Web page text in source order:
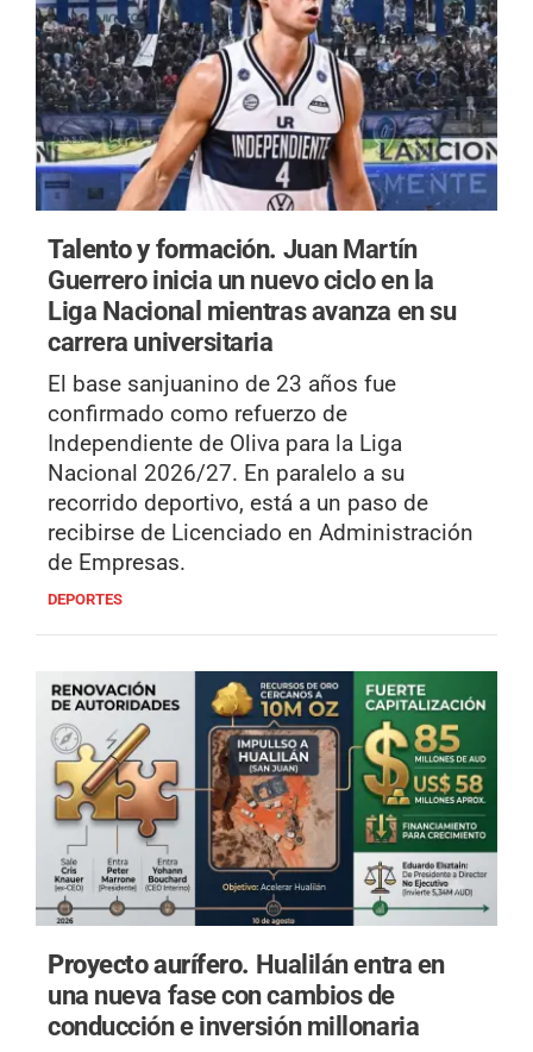
Talento y formación. Juan Martín
Guerrero inicia un nuevo ciclo en la
Liga Nacional mientras avanza en su
carrera universitaria
El base sanjuanino de 23 años fue
confirmado como refuerzo de
Independiente de Oliva para la Liga
Nacional 2026/27. En paralelo a su
recorrido deportivo, está a un paso de
recibirse de Licenciado en Administración
de Empresas.
DEPORTES
Proyecto aurífero. Hualilán entra en
una nueva fase con cambios de
conducción e inversión millonaria